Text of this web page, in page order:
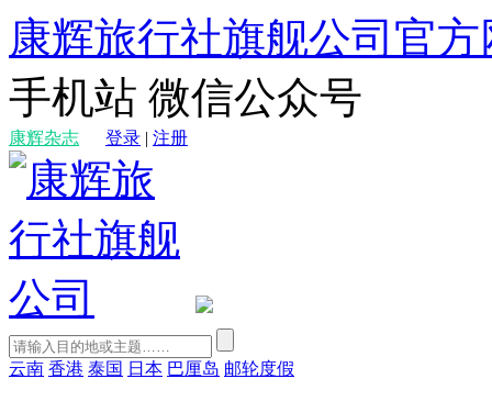
康辉旅行社旗舰公司官方
手机站 微信公众号
康辉杂志 登录 | 注册
云南 香港 泰国 日本 巴厘岛 邮轮度假